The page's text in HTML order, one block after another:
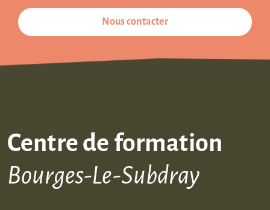
Nous contacter
Centre de formation
Bourges-Le-Subdray